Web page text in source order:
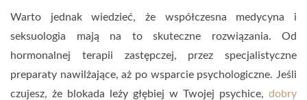
Warto jednak wiedzieć, że współczesna medycyna i
seksuologia mają na to skuteczne rozwiązania. Od
hormonalnej terapii zastępczej, przez specjalistyczne
preparaty nawilżające, aż po wsparcie psychologiczne. Jeśli
czujesz, że blokada leży głębiej w Twojej psychice, dobry